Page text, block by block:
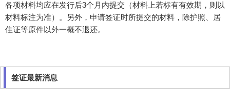
各项材料均应在发行后3个月内提交（材料上若标有有效期，则以
材料标注为准）。另外，申请签证时所提交的材料，除护照、居
住证等原件以外一概不退还。
签证最新消息